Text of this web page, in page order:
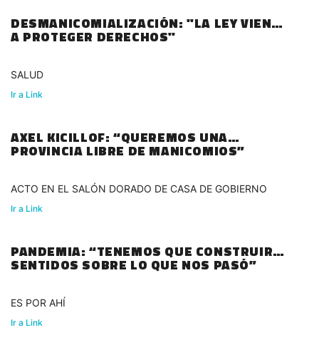
DESMANICOMIALIZACIÓN: "LA LEY VIENE
A PROTEGER DERECHOS"
SALUD
Ir a Link
AXEL KICILLOF: “QUEREMOS UNA
PROVINCIA LIBRE DE MANICOMIOS”
ACTO EN EL SALÓN DORADO DE CASA DE GOBIERNO
Ir a Link
PANDEMIA: “TENEMOS QUE CONSTRUIR
SENTIDOS SOBRE LO QUE NOS PASÓ”
ES POR AHÍ
Ir a Link